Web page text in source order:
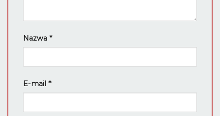
Nazwa *
E-mail *